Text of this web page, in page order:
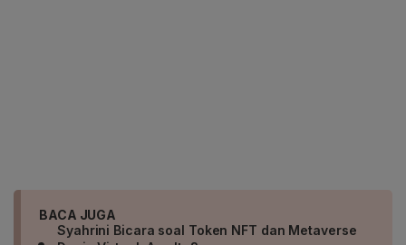
BACA JUGA
Syahrini Bicara soal Token NFT dan Metaverse